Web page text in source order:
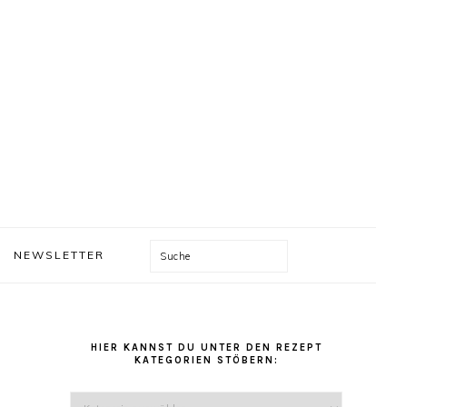
NEWSLETTER Suche
SIDEBAR
HIER KANNST DU UNTER DEN REZEPT
KATEGORIEN STÖBERN: